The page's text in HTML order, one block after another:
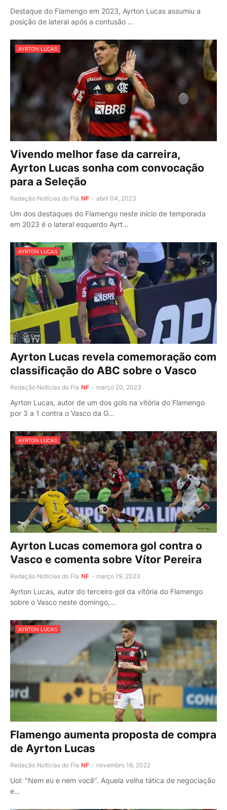
Destaque do Flamengo em 2023, Ayrton Lucas assumiu a
posição de lateral após a contusão …
AYRTON LUCAS
Vivendo melhor fase da carreira,
Ayrton Lucas sonha com convocação
para a Seleção
Redação Notícias do Fla NF - abril 04, 2023
Um dos destaques do Flamengo neste início de temporada
em 2023 é o lateral esquerdo Ayrt…
AYRTON LUCAS
Ayrton Lucas revela comemoração com
classificação do ABC sobre o Vasco
Redação Notícias do Fla NF - março 20, 2023
Ayrton Lucas, autor de um dos gols na vitória do Flamengo
por 3 a 1 contra o Vasco da G…
AYRTON LUCAS
Ayrton Lucas comemora gol contra o
Vasco e comenta sobre Vítor Pereira
Redação Notícias do Fla NF - março 19, 2023
Ayrton Lucas, autor do terceiro gol da vitória do Flamengo
sobre o Vasco neste domingo,…
AYRTON LUCAS
Flamengo aumenta proposta de compra
de Ayrton Lucas
Redação Notícias do Fla NF - novembro 18, 2022
Uol: "Nem eu e nem você". Aquela velha tática de negociação
e…